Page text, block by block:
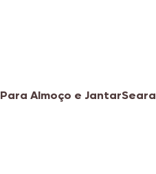
Para Almoço e JantarSeara